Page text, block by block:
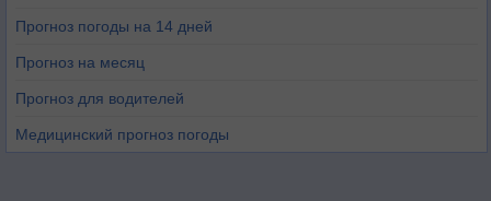
Прогноз погоды на 14 дней
Прогноз на месяц
Прогноз для водителей
Медицинский прогноз погоды